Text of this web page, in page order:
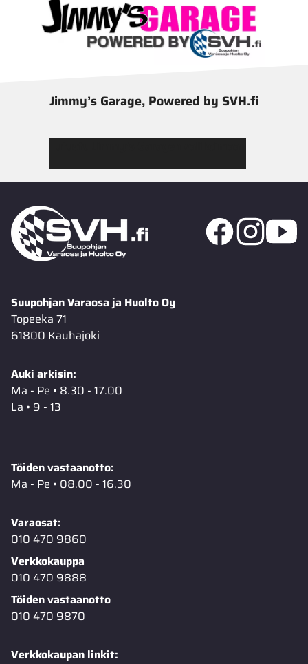
Jimmy’s Garage, Powered by SVH.fi
Suupohjan Varaosa ja Huolto Oy
Topeeka 71
61800 Kauhajoki
Auki arkisin:
Ma - Pe • 8.30 - 17.00
La • 9 - 13
Töiden vastaanotto:
Ma - Pe • 08.00 - 16.30
Varaosat:
010 470 9860
Verkkokauppa
010 470 9888
Töiden vastaanotto
010 470 9870
Verkkokaupan linkit: